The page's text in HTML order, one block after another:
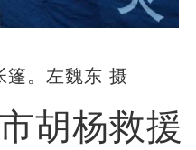
篷。左魏东 摄
杨救援